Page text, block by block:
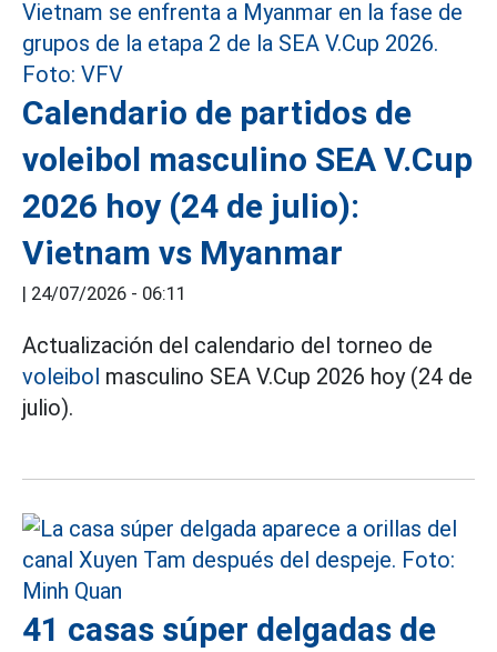
Calendario de partidos de
voleibol masculino SEA V.Cup
2026 hoy (24 de julio):
Vietnam vs Myanmar
| 24/07/2026 - 06:11
Actualización del calendario del torneo de
voleibol masculino SEA V.Cup 2026 hoy (24 de
julio).
41 casas súper delgadas de